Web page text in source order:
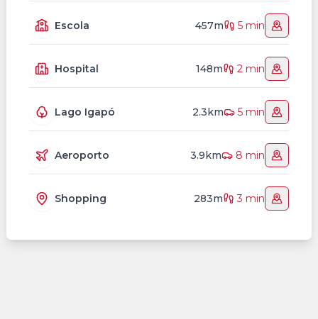
Escola 457m 5 min
Hospital 148m 2 min
Lago Igapó 2.3km 5 min
Aeroporto 3.9km 8 min
Shopping 283m 3 min